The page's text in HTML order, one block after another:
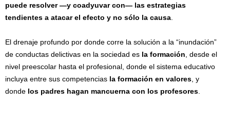
puede resolver —y coadyuvar con— las estrategias
tendientes a atacar el efecto y no sólo la causa.
El drenaje profundo por donde corre la solución a la “inundación”
de conductas delictivas en la sociedad es la formación, desde el
nivel preescolar hasta el profesional, donde el sistema educativo
incluya entre sus competencias la formación en valores, y
donde los padres hagan mancuerna con los profesores.